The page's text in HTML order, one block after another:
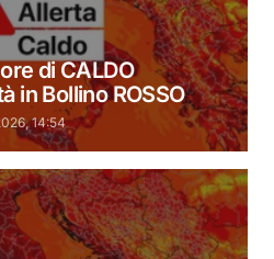
di CALDO
in Bollino ROSSO
14:54